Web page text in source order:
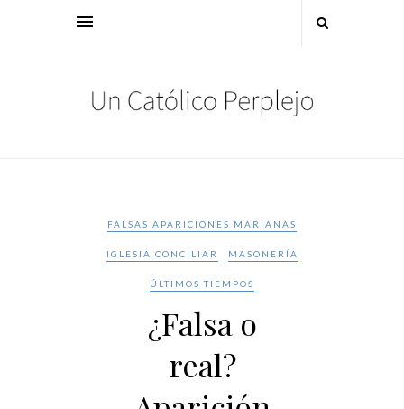
FALSAS APARICIONES MARIANAS
IGLESIA CONCILIAR MASONERÍA
ÚLTIMOS TIEMPOS
¿Falsa o
real?